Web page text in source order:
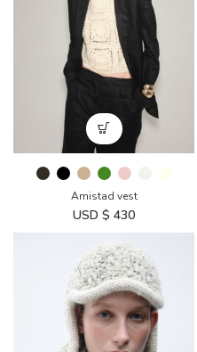
Amistad vest
USD $ 430